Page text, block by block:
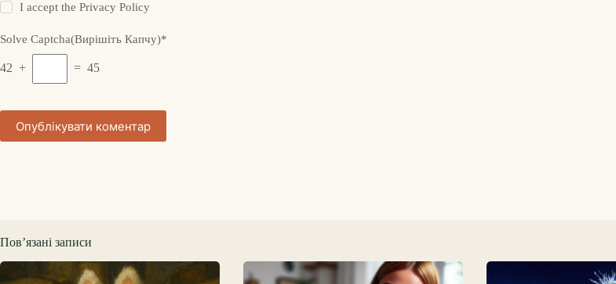
I accept thePrivacy Policy
Solve Captcha(Вирішіть Капчу)*
42 + = 45
Опублікувати коментар
Пов’язані записи